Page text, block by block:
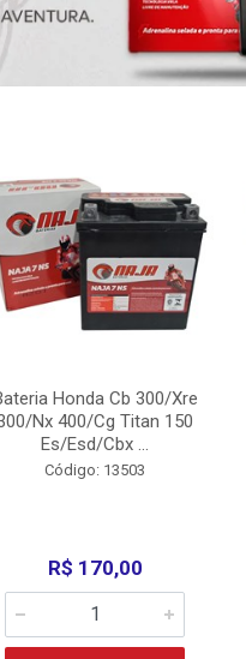
Honda Cb 300/Xre
Nx 400/Cg Titan 150
Es/Esd/Cbx ...
Código: 13503
R$ 170,00